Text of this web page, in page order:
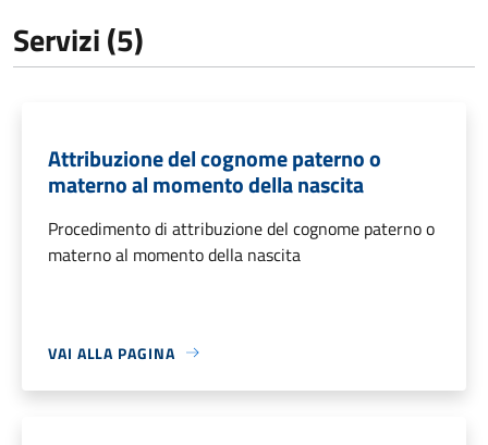
Servizi (5)
Attribuzione del cognome paterno o
materno al momento della nascita
Procedimento di attribuzione del cognome paterno o
materno al momento della nascita
VAI ALLA PAGINA